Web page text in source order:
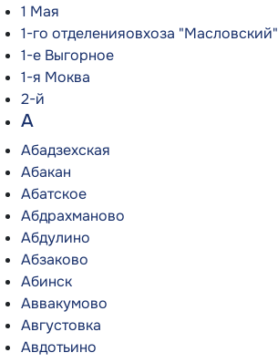
1 Мая
1-го отделенияовхоза "Масловский"
1-е Выгорное
1-я Моква
2-й
А
Абадзехская
Абакан
Абатское
Абдрахманово
Абдулино
Абзаково
Абинск
Аввакумово
Августовка
Авдотьино